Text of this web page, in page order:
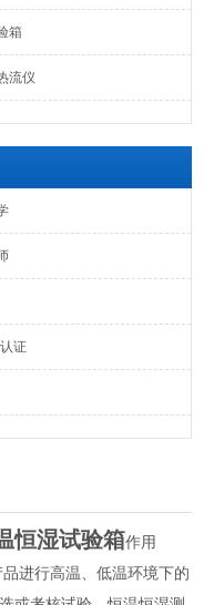
箱
流仪
证
恒湿试验箱作用
进行高温、低温环境下的